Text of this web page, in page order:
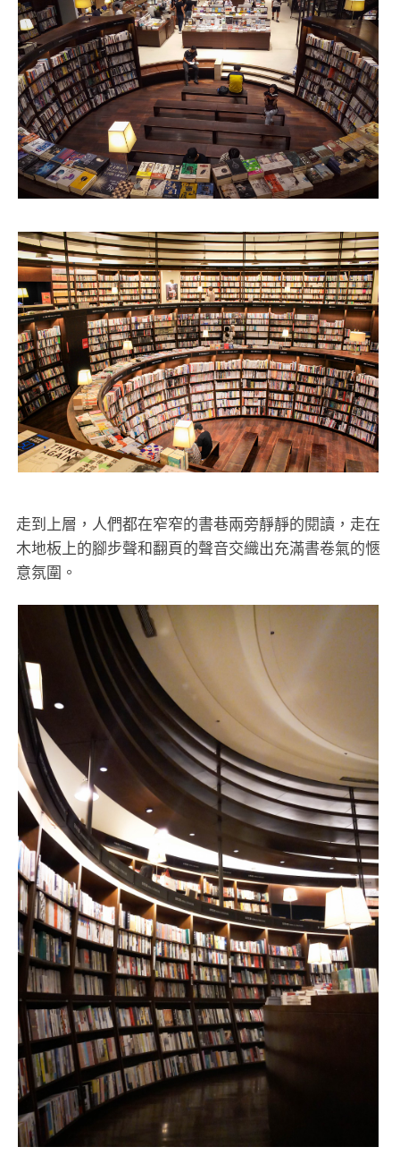
走到上層，人們都在窄窄的書巷兩旁靜靜的閱讀，走在
木地板上的腳步聲和翻頁的聲音交織出充滿書卷氣的愜
意氛圍。